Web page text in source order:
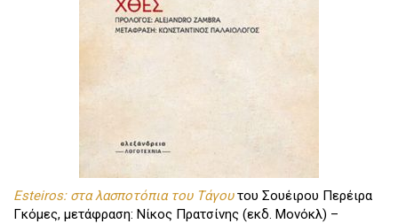
Esteiros: στα λασποτόπια του Τάγουτου Σουέιρου Περέιρα
Γκόμες, μετάφραση: Νίκος Πρατσίνης (εκδ. Μονόκλ) –